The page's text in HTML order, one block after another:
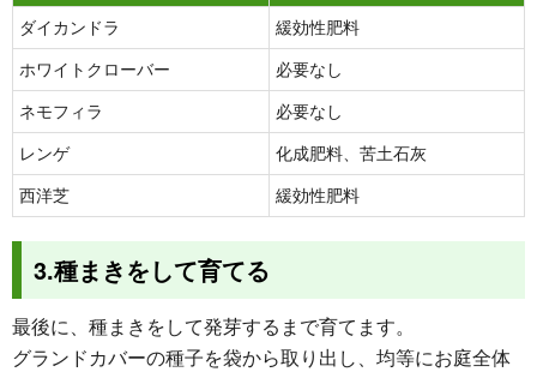
ダイカンドラ
緩効性肥料
ホワイトクローバー
必要なし
ネモフィラ
必要なし
レンゲ
化成肥料、苦土石灰
西洋芝
緩効性肥料
3.種まきをして育てる
最後に、種まきをして発芽するまで育てます。
グランドカバーの種子を袋から取り出し、均等にお庭全体